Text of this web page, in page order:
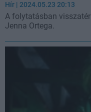
Hír | 2024.05.23 20:13
A folytatásban
Jenna Ortega.